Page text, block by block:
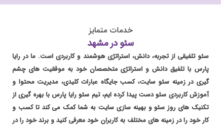
خدمات متمایز
سئو در مشهد
سئو تلفیقی از تجربه، دانش، استراتژی هوشمند و کاربردی است. ما در رایا
پارس با تلفیق دانش و استراتژی متخصصان خود به موفقیت های چشم
گیری در زمینه سئو سایت، کسب جایگاه عبارات کلیدی، مدیریت محتوا و
آموزش کاربردی سئو دست پیدا کرده ایم، تیم سئو رایا پارس با بهره گیری از
تکنیک های روز سئو و بهینه سازی سایت به شما کمک می کند تا کسب و
کار خود را در زمینه های مختلف به کاربران خود معرفی کنید و برند خود را در